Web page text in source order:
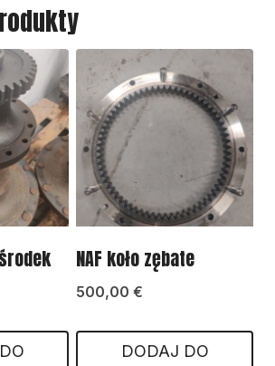
NAF koło zębate
500,00 €
DODAJ DO